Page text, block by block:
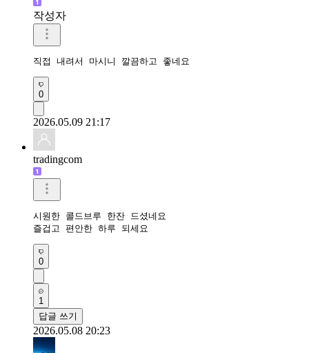
작성자
직접 내려서 마시니 깔끔하고 좋네요
0
2026.05.09 21:17
tradingcom
시원한 콜드브루 한잔 드셨네요
즐겁고 편안한 하루 되세요
0
1
답글 쓰기
2026.05.08 20:23